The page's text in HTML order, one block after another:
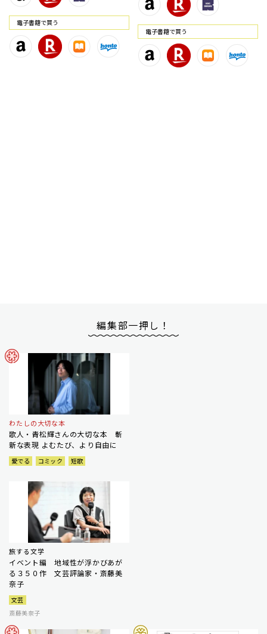
電⼦書籍で買う
電⼦書籍で買う
編集部一押し！
わたしの大切な本
歌人・青松輝さんの大切な本 斬
新な表現 よむたび、より自由に
愛でる コミック 短歌
旅する文学
イベント編 地域性が浮かびあが
る３５０作 文芸評論家・斎藤美
奈子
文芸
斎藤美奈子